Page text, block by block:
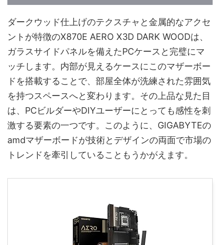
ダークウッド仕上げのテクスチャと金属的なアクセ
ントが特徴のX870E AERO X3D DARK WOODは、
ガラスサイドパネルを備えたPCケースと完璧にマ
ッチします。内部が見えるケースにこのマザーボー
ドを搭載することで、部屋全体が洗練された雰囲気
を持つスペースへと変わります。その上品な見た目
は、PCビルダーやDIYユーザーにとっても感性を刺
激する要素の一つです。このように、GIGABYTEの
amdマザーボードが技術とデザインの両面で市場の
トレンドを牽引していることもうかがえます。